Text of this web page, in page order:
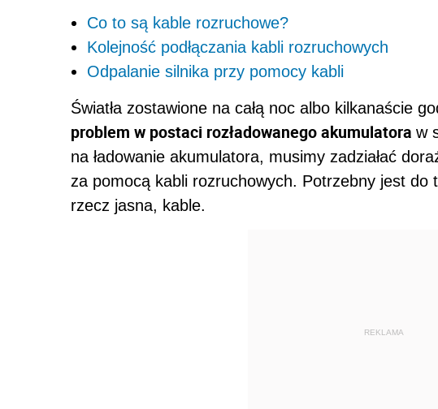
Co to są kable rozruchowe?
Kolejność podłączania kabli rozruchowych
Odpalanie silnika przy pomocy kabli
Światła zostawione na całą noc albo kilkanaście
problem w postaci rozładowanego akumulatora w
na ładowanie akumulatora, musimy zadziałać
za pomocą kabli rozruchowych. Potrzebny jest do
rzecz jasna, kable.
REKLAMA